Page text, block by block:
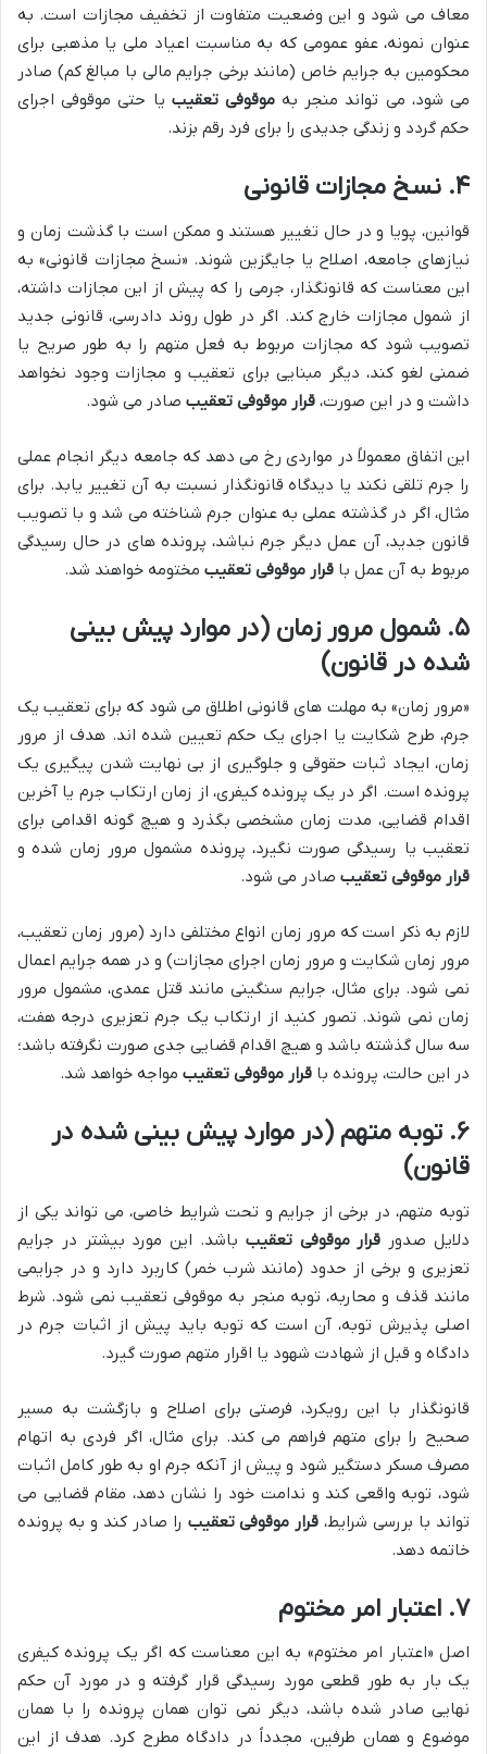
معاف می شود و این وضعیت متفاوت از تخفیف مجازات است. به
عنوان نمونه، عفو عمومی که به مناسبت اعیاد ملی یا مذهبی برای
محکومین به جرایم خاص (مانند برخی جرایم مالی با مبالغ کم) صادر
می شود، می تواند منجر بهموقوفی تعقیب یا حتی موقوفی اجرای
حکم گردد و زندگی جدیدی را برای فرد رقم بزند.
۴. نسخ مجازات قانونی
قوانین، پویا و در حال تغییر هستند و ممکن است با گذشت زمان و
نیازهای جامعه، اصلاح یا جایگزین شوند. «نسخ مجازات قانونی» به
این معناست که قانونگذار، جرمی را که پیش از این مجازات داشته،
از شمول مجازات خارج کند. اگر در طول روند دادرسی، قانونی جدید
تصویب شود که مجازات مربوط به فعل متهم را به طور صریح یا
ضمنی لغو کند، دیگر مبنایی برای تعقیب و مجازات وجود نخواهد
داشت و در این صورت، قرار موقوفی تعقیب صادر می شود.
این اتفاق معمولاً در مواردی رخ می دهد که جامعه دیگر انجام عملی
را جرم تلقی نکند یا دیدگاه قانونگذار نسبت به آن تغییر یابد. برای
مثال، اگر در گذشته عملی به عنوان جرم شناخته می شد و با تصویب
قانون جدید، آن عمل دیگر جرم نباشد، پرونده های در حال رسیدگی
مربوط به آن عمل با قرار موقوفی تعقیب مختومه خواهند شد.
۵. شمول مرور زمان (در موارد پیش بینی
شده در قانون)
«مرور زمان» به مهلت های قانونی اطلاق می شود که برای تعقیب یک
جرم، طرح شکایت یا اجرای یک حکم تعیین شده اند. هدف از مرور
زمان، ایجاد ثبات حقوقی و جلوگیری از بی نهایت شدن پیگیری یک
پرونده است. اگر در یک پرونده کیفری، از زمان ارتکاب جرم یا آخرین
اقدام قضایی، مدت زمان مشخصی بگذرد و هیچ گونه اقدامی برای
تعقیب یا رسیدگی صورت نگیرد، پرونده مشمول مرور زمان شده و
قرار موقوفی تعقیب صادر می شود.
لازم به ذکر است که مرور زمان انواع مختلفی دارد (مرور زمان تعقیب،
مرور زمان شکایت و مرور زمان اجرای مجازات) و در همه جرایم اعمال
نمی شود. برای مثال، جرایم سنگینی مانند قتل عمدی، مشمول مرور
زمان نمی شوند. تصور کنید از ارتکاب یک جرم تعزیری درجه هفت،
سه سال گذشته باشد و هیچ اقدام قضایی جدی صورت نگرفته باشد؛
در این حالت، پرونده با قرار موقوفی تعقیب مواجه خواهد شد.
۶. توبه متهم (در موارد پیش بینی شده در
قانون)
توبه متهم، در برخی از جرایم و تحت شرایط خاصی، می تواند یکی از
دلایل صدور قرار موقوفی تعقیب باشد. این مورد بیشتر در جرایم
تعزیری و برخی از حدود (مانند شرب خمر) کاربرد دارد و در جرایمی
مانند قذف و محاربه، توبه منجر به موقوفی تعقیب نمی شود. شرط
اصلی پذیرش توبه، آن است که توبه باید پیش از اثبات جرم در
دادگاه و قبل از شهادت شهود یا اقرار متهم صورت گیرد.
قانونگذار با این رویکرد، فرصتی برای اصلاح و بازگشت به مسیر
صحیح را برای متهم فراهم می کند. برای مثال، اگر فردی به اتهام
مصرف مسکر دستگیر شود و پیش از آنکه جرم او به طور کامل اثبات
شود، توبه واقعی کند و ندامت خود را نشان دهد، مقام قضایی می
تواند با بررسی شرایط، قرار موقوفی تعقیب را صادر کند و به پرونده
خاتمه دهد.
۷. اعتبار امر مختوم
اصل «اعتبار امر مختوم» به این معناست که اگر یک پرونده کیفری
یک بار به طور قطعی مورد رسیدگی قرار گرفته و در مورد آن حکم
نهایی صادر شده باشد، دیگر نمی توان همان پرونده را با همان
موضوع و همان طرفین، مجدداً در دادگاه مطرح کرد. هدف از این